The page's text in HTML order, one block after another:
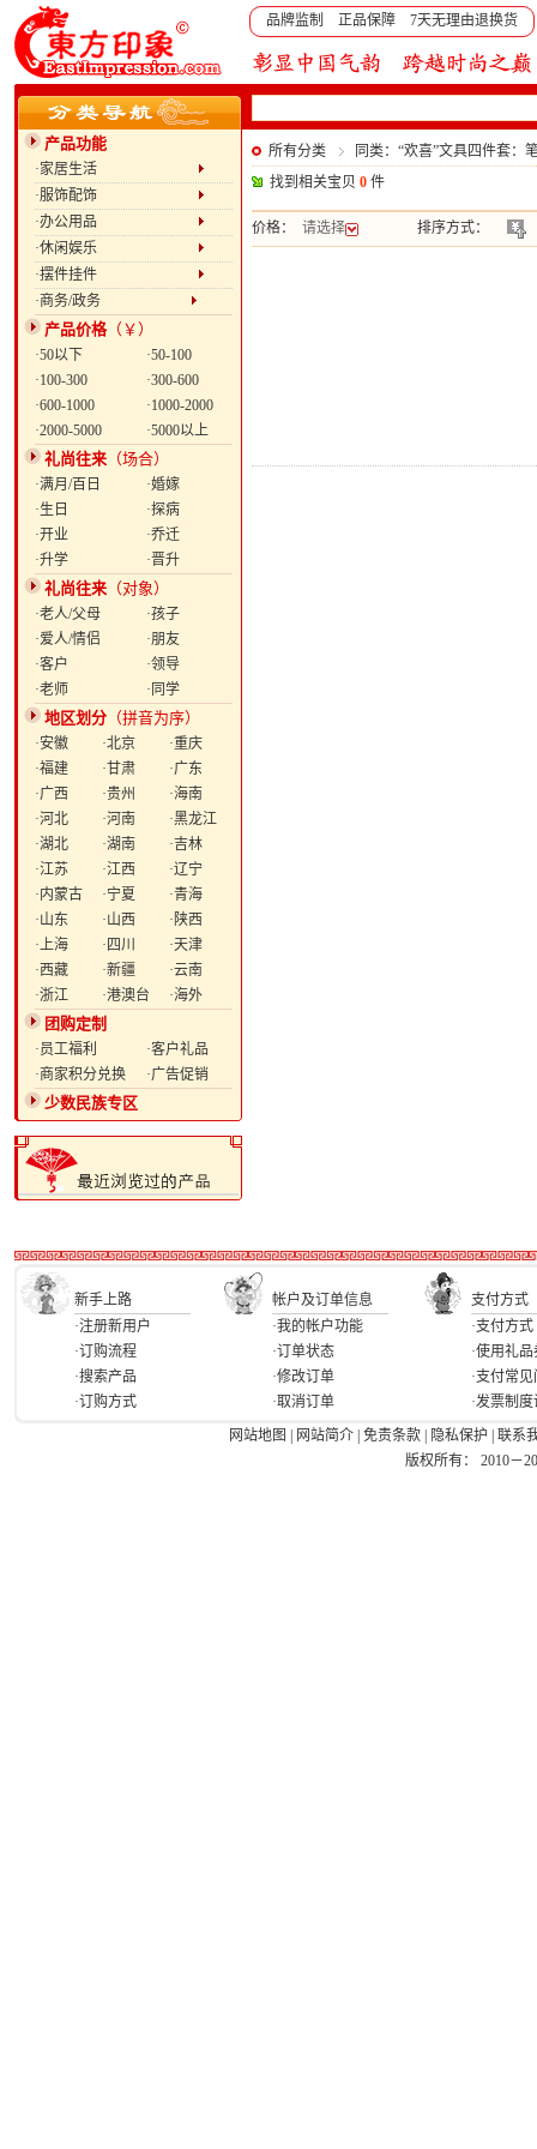
品牌监制 正品保障 7天无理由退换货
产品功能
·家居生活
·服饰配饰
·办公用品
·休闲娱乐
·摆件挂件
·商务/政务
产品价格（￥）
·50以下
·50-100
·100-300
·300-600
·600-1000
·1000-2000
·2000-5000
·5000以上
礼尚往来 （场合）
·满月/百日
·婚嫁
·生日
·探病
·开业
·乔迁
·升学
·晋升
礼尚往来 （对象）
·老人/父母
·孩子
·爱人/情侣
·朋友
·客户
·领导
·老师
·同学
地区划分 （拼音为序）
·安徽 ·北京
·重庆
·福建
·甘肃
·广东
·广西
·贵州
·海南
·河北
·河南
·黑龙江
·湖北
·湖南
·吉林
·江苏
·江西
·辽宁
·内蒙古
·宁夏
·青海
·山东
·山西
·陕西
·上海
·四川
·天津
·西藏
·新疆
·云南
·浙江
·港澳台 ·海外
团购定制
·员工福利
·客户礼品
·商家积分兑换
·广告促销
少数民族专区
所有分类
同类：“欢喜”文具四件套：
找到相关宝贝 0 件
价格： 请选择 排序方式：
新手上路 帐户及订单信息
支付方式
·注册新用户
·订购流程
·搜索产品
·订购方式
·我的帐户功能
·订单状态
·修改订单
·取消订单
·支付方式
·使用礼品
·支付常
·发票制
网站地图
网站简介 免责条款 隐私保护
联系
版权所有： 2010－